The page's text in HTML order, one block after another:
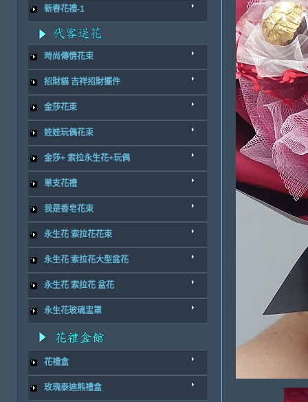
新春花禮-1
時尚傳情花束
招財貓 吉祥招財擺件
金莎花束
娃娃玩偶花束
金莎+ 索拉永生花+玩偶
單支花禮
我是香皂花束
永生花 索拉花花束
永生花 索拉花大型盆花
永生花 索拉花 盆花
永生花玻璃盅罩
花禮盒
玫瑰泰迪熊禮盒